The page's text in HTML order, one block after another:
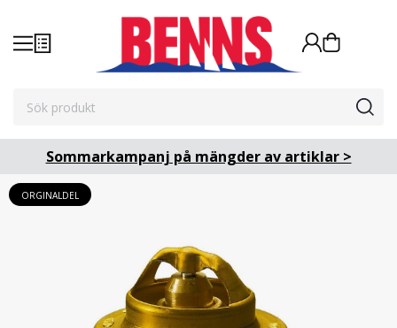
Sommarkampanj på mängder av artiklar >
ORGINALDEL